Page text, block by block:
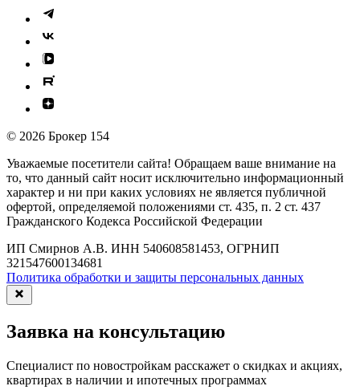
© 2026 Брокер 154
Уважаемые посетители сайта! Обращаем ваше внимание на
то, что данный сайт носит исключительно информационный
характер и ни при каких условиях не является публичной
офертой, определяемой положениями ст. 435, п. 2 ст. 437
Гражданского Кодекса Российской Федерации
ИП Смирнов А.В. ИНН 540608581453, ОГРНИП
321547600134681
Политика обработки и защиты персональных данных
Заявка на консультацию
Специалист по новостройкам расскажет о скидках и акциях,
квартирах в наличии и ипотечных программах